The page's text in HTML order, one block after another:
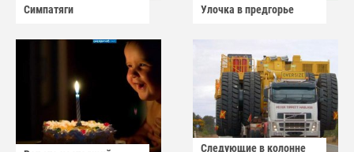
Симпатяги Улочка в предгорье
Следующие в колонне